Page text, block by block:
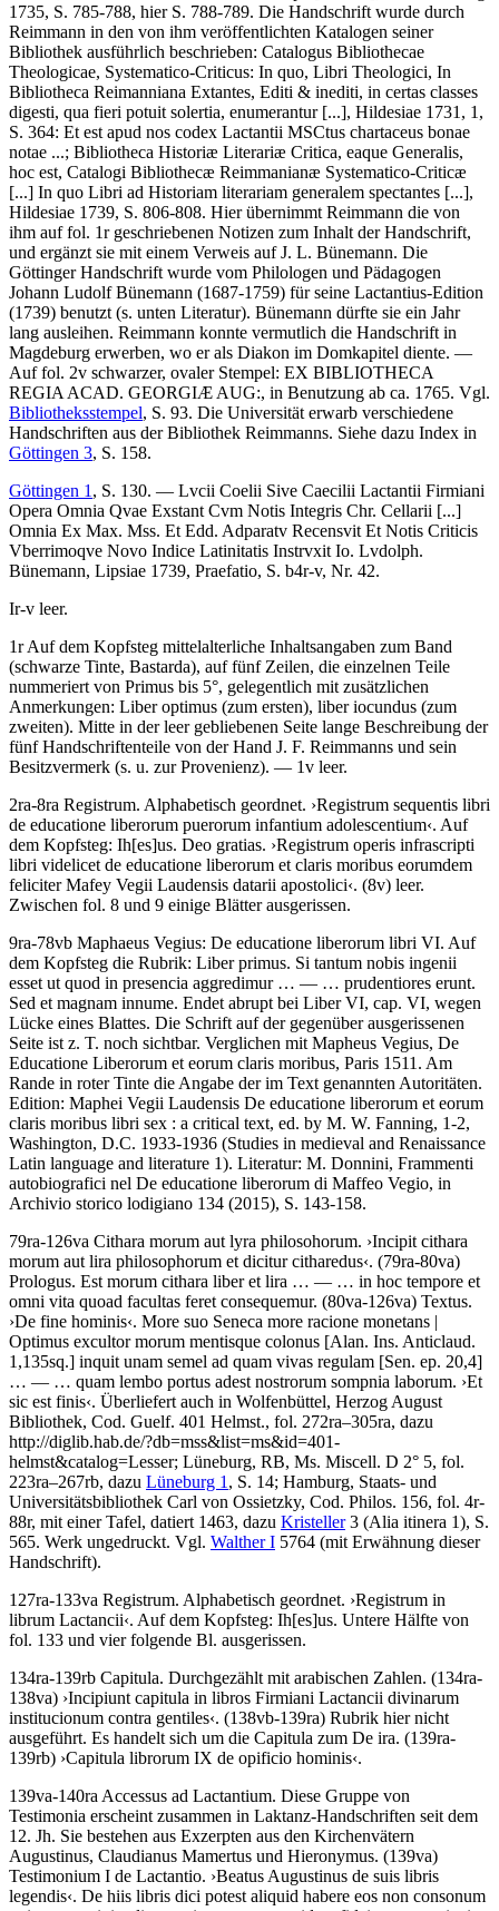
1735, S. 785-788, hier S. 788-789. Die Handschrift wurde durch
Reimmann in den von ihm veröffentlichten Katalogen seiner
Bibliothek ausführlich beschrieben: Catalogus Bibliothecae
Theologicae, Systematico-Criticus: In quo, Libri Theologici, In
Bibliotheca Reimanniana Extantes, Editi & inediti, in certas classes
digesti, qua fieri potuit solertia, enumerantur [...], Hildesiae 1731, 1,
S. 364: Et est apud nos codex Lactantii MSCtus chartaceus bonae
notae ...; Bibliotheca Historiæ Literariæ Critica, eaque Generalis,
hoc est, Catalogi Bibliothecæ Reimmanianæ Systematico-Criticæ
[...] In quo Libri ad Historiam literariam generalem spectantes [...],
Hildesiae 1739, S. 806-808. Hier übernimmt Reimmann die von
ihm auf fol. 1r geschriebenen Notizen zum Inhalt der Handschrift,
und ergänzt sie mit einem Verweis auf J. L. Bünemann. Die
Göttinger Handschrift wurde vom Philologen und Pädagogen
Johann Ludolf Bünemann (1687-1759) für seine Lactantius-Edition
(1739) benutzt (s. unten Literatur). Bünemann dürfte sie ein Jahr
lang ausleihen. Reimmann konnte vermutlich die Handschrift in
Magdeburg erwerben, wo er als Diakon im Domkapitel diente. —
Auf fol. 2v schwarzer, ovaler Stempel: EX BIBLIOTHECA
REGIA ACAD. GEORGIÆ AUG:, in Benutzung ab ca. 1765. Vgl.
Bibliotheksstempel, S. 93. Die Universität erwarb verschiedene
Handschriften aus der Bibliothek Reimmanns. Siehe dazu Index in
Göttingen 3, S. 158.
Göttingen 1 , S. 130. — Lvcii Coelii Sive Caecilii Lactantii Firmiani
Opera Omnia Qvae Exstant Cvm Notis Integris Chr. Cellarii [...]
Omnia Ex Max. Mss. Et Edd. Adparatv Recensvit Et Notis Criticis
Vberrimoqve Novo Indice Latinitatis Instrvxit Io. Lvdolph.
Bünemann, Lipsiae 1739, Praefatio, S. b4r-v, Nr. 42.
Ir-v leer.
1r Auf dem Kopfsteg mittelalterliche Inhaltsangaben zum Band
(schwarze Tinte, Bastarda), auf fünf Zeilen, die einzelnen Teile
nummeriert von Primus bis 5°, gelegentlich mit zusätzlichen
Anmerkungen: Liber optimus (zum ersten), liber iocundus (zum
zweiten). Mitte in der leer gebliebenen Seite lange Beschreibung der
fünf Handschriftenteile von der Hand J. F. Reimmanns und sein
Besitzvermerk (s. u. zur Provenienz). — 1v leer.
2ra-8ra Registrum. Alphabetisch geordnet. ›Registrum sequentis libri
de educatione liberorum puerorum infantium adolescentium‹. Auf
dem Kopfsteg: Ih[es]us. Deo gratias. ›Registrum operis infrascripti
libri videlicet de educatione liberorum et claris moribus eorumdem
feliciter Mafey Vegii Laudensis datarii apostolici‹. (8v) leer.
Zwischen fol. 8 und 9 einige Blätter ausgerissen.
9ra-78vb Maphaeus Vegius: De educatione liberorum libri VI. Auf
dem Kopfsteg die Rubrik: Liber primus. Si tantum nobis ingenii
esset ut quod in presencia aggredimur… — … prudentiores erunt.
Sed et magnam innume. Endet abrupt bei Liber VI, cap. VI, wegen
Lücke eines Blattes. Die Schrift auf der gegenüber ausgerissenen
Seite ist z. T. noch sichtbar. Verglichen mit Mapheus Vegius, De
Educatione Liberorum et eorum claris moribus, Paris 1511. Am
Rande in roter Tinte die Angabe der im Text genannten Autoritäten.
Edition: Maphei Vegii Laudensis De educatione liberorum et eorum
claris moribus libri sex : a critical text, ed. by M. W. Fanning, 1-2,
Washington, D.C. 1933-1936 (Studies in medieval and Renaissance
Latin language and literature 1). Literatur: M. Donnini, Frammenti
autobiografici nel De educatione liberorum di Maffeo Vegio, in
Archivio storico lodigiano 134 (2015), S. 143-158.
79ra-126va Cithara morum aut lyra philosohorum. ›Incipit cithara
morum aut lira philosophorum et dicitur citharedus‹. (79ra-80va)
Prologus. Est morum cithara liber et lira … — … in hoc tempore et
omni vita quoad facultas feret consequemur. (80va-126va) Textus.
›De fine hominis‹. More suo Seneca more racione monetans |
Optimus excultor morum mentisque colonus [Alan. Ins. Anticlaud.
1,135sq.] inquit unam semel ad quam vivas regulam [Sen. ep. 20,4]
… — … quam lembo portus adest nostrorum sompnia laborum. ›Et
sic est finis‹. Überliefert auch in Wolfenbüttel, Herzog August
Bibliothek, Cod. Guelf. 401 Helmst., fol. 272ra–305ra, dazu
http://diglib.hab.de/?db=mss&list=ms&id=401-
helmst&catalog=Lesser; Lüneburg, RB, Ms. Miscell. D 2° 5, fol.
223ra–267rb, dazu Lüneburg 1 , S. 14; Hamburg, Staats- und
Universitätsbibliothek Carl von Ossietzky, Cod. Philos. 156, fol. 4r-
88r, mit einer Tafel, datiert 1463, dazu Kristeller3 (Alia itinera 1), S.
565. Werk ungedruckt. Vgl. Walther I 5764 (mit Erwähnung dieser
Handschrift).
127ra-133va Registrum. Alphabetisch geordnet. ›Registrum in
librum Lactancii‹. Auf dem Kopfsteg: Ih[es]us. Untere Hälfte von
fol. 133 und vier folgende Bl. ausgerissen.
134ra-139rb Capitula. Durchgezählt mit arabischen Zahlen. (134ra-
138va) ›Incipiunt capitula in libros Firmiani Lactancii divinarum
institucionum contra gentiles‹. (138vb-139ra) Rubrik hier nicht
ausgeführt. Es handelt sich um die Capitula zum De ira. (139ra-
139rb) ›Capitula librorum IX de opificio hominis‹.
139va-140ra Accessus ad Lactantium. Diese Gruppe von
Testimonia erscheint zusammen in Laktanz-Handschriften seit dem
12. Jh. Sie bestehen aus Exzerpten aus den Kirchenvätern
Augustinus, Claudianus Mamertus und Hieronymus. (139va)
Testimonium I de Lactantio. ›Beatus Augustinus de suis libris
legendis‹. De hiis libris dici potest aliquid habere eos non consonum